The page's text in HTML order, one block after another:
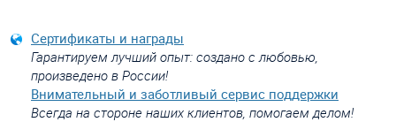
Сертификаты и награды
Гарантируем лучший опыт: создано с любовью,
произведено в России!
Внимательный и заботливый сервис поддержки
Всегда на стороне наших клиентов, помогаем делом!